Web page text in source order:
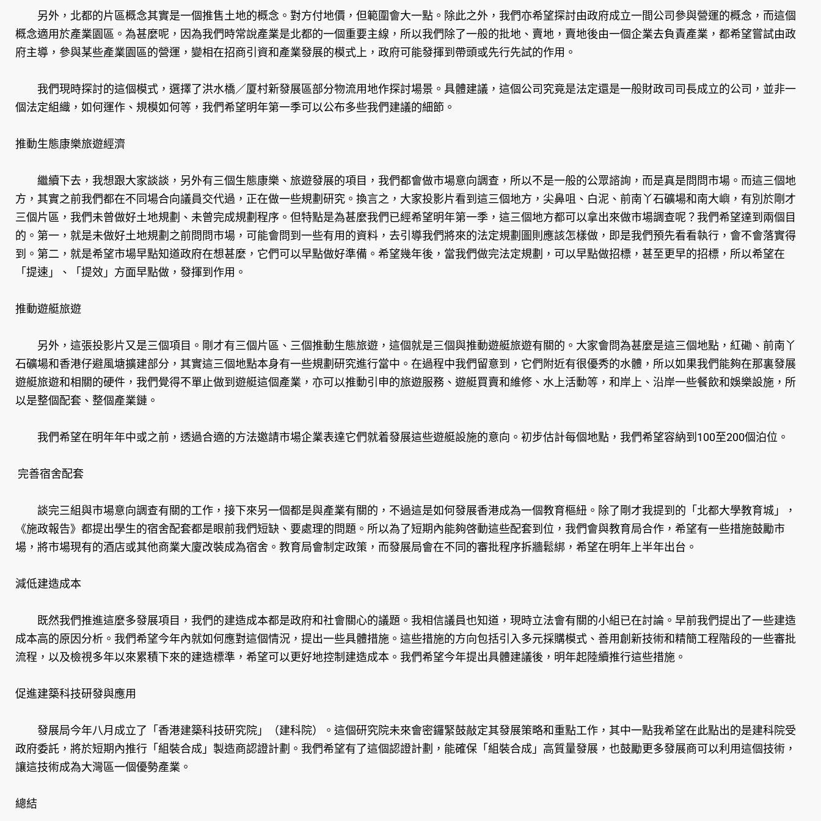
另外，北都的片區概念其實是一個推售土地的概念。對方付地價，但範圍會大一點。除此之外，我們亦希望探討由政府成立一間公司參與營運的概念，而這個
概念適用於產業園區。為甚麼呢，因為我們時常說產業是北都的一個重要主線，所以我們除了一般的批地、賣地，賣地後由一個企業去負責產業，都希望嘗試由政
府主導，參與某些產業園區的營運，變相在招商引資和產業發展的模式上，政府可能發揮到帶頭或先行先試的作用。
我們現時探討的這個模式，選擇了洪水橋／厦村新發展區部分物流用地作探討場景。具體建議，這個公司究竟是法定還是一般財政司司長成立的公司，並非一
個法定組織，如何運作、規模如何等，我們希望明年第一季可以公布多些我們建議的細節。
推動生態康樂旅遊經濟
繼續下去，我想跟大家談談，另外有三個生態康樂、旅遊發展的項目，我們都會做市場意向調查，所以不是一般的公眾諮詢，而是真是問問市場。而這三個地
方，其實之前我們都在不同場合向議員交代過，正在做一些規劃研究。換言之，大家投影片看到這三個地方，尖鼻咀、白泥、前南丫石礦場和南大嶼，有別於剛才
三個片區，我們未曾做好土地規劃、未曾完成規劃程序。但特點是為甚麼我們已經希望明年第一季，這三個地方都可以拿出來做市場調查呢？我們希望達到兩個目
的。第一，就是未做好土地規劃之前問問市場，可能會問到一些有用的資料，去引導我們將來的法定規劃圖則應該怎樣做，即是我們預先看看執行，會不會落實得
到。第二，就是希望市場早點知道政府在想甚麼，它們可以早點做好準備。希望幾年後，當我們做完法定規劃，可以早點做招標，甚至更早的招標，所以希望在
「提速」、「提效」方面早點做，發揮到作用。
推動遊艇旅遊
另外，這張投影片又是三個項目。剛才有三個片區、三個推動生態旅遊，這個就是三個與推動遊艇旅遊有關的。大家會問為甚麼是這三個地點，紅磡、前南丫
石礦場和香港仔避風塘擴建部分，其實這三個地點本身有一些規劃研究進行當中。在過程中我們留意到，它們附近有很優秀的水體，所以如果我們能夠在那裏發展
遊艇旅遊和相關的硬件，我們覺得不單止做到遊艇這個產業，亦可以推動引申的旅遊服務、遊艇買賣和維修、水上活動等，和岸上、沿岸一些餐飲和娛樂設施，所
以是整個配套、整個產業鏈。
我們希望在明年年中或之前，透過合適的方法邀請市場企業表達它們就着發展這些遊艇設施的意向。初步估計每個地點，我們希望容納到100至200個泊位。
完善宿舍配套
談完三組與市場意向調查有關的工作，接下來另一個都是與產業有關的，不過這是如何發展香港成為一個教育樞紐。除了剛才我提到的「北都大學教育城」，
《施政報告》都提出學生的宿舍配套都是眼前我們短缺、要處理的問題。所以為了短期內能夠啓動這些配套到位，我們會與教育局合作，希望有一些措施鼓勵市
場，將市場現有的酒店或其他商業大廈改裝成為宿舍。教育局會制定政策，而發展局會在不同的審批程序拆牆鬆綁，希望在明年上半年出台。
減低建造成本
既然我們推進這麼多發展項目，我們的建造成本都是政府和社會關心的議題。我相信議員也知道，現時立法會有關的小組已在討論。早前我們提出了一些建造
成本高的原因分析。我們希望今年內就如何應對這個情況，提出一些具體措施。這些措施的方向包括引入多元採購模式、善用創新技術和精簡工程階段的一些審批
流程，以及檢視多年以來累積下來的建造標準，希望可以更好地控制建造成本。我們希望今年提出具體建議後，明年起陸續推行這些措施。
促進建築科技研發與應用
發展局今年八月成立了「香港建築科技研究院」（建科院）。這個研究院未來會密鑼緊鼓敲定其發展策略和重點工作，其中一點我希望在此點出的是建科院受
政府委託，將於短期內推行「組裝合成」製造商認證計劃。我們希望有了這個認證計劃，能確保「組裝合成」高質量發展，也鼓勵更多發展商可以利用這個技術，
讓這技術成為大灣區一個優勢產業。
總結